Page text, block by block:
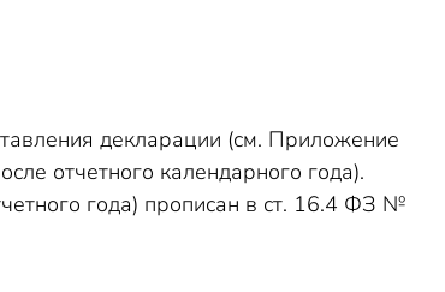
декларации (см. Приложение
отчетного календарного года).
года) прописан в ст. 16.4 ФЗ №